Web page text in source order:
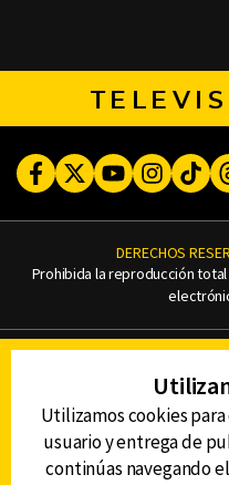
FacebookTwitterYoutube
DERECHOS
Prohibida la reproducción
AVISO
Utilizamos cookies
usuario y entrega de
continúas navegando